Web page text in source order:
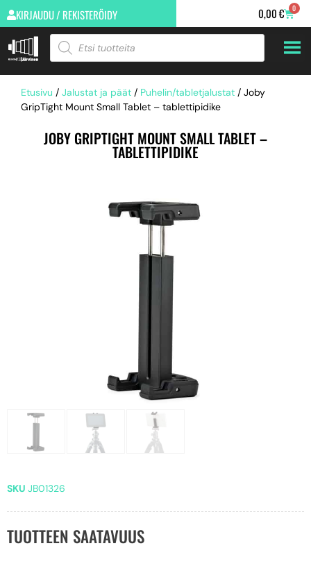
KIRJAUDU / REKISTERÖIDY 0,00€ 0
Etusivu / Jalustat ja päät / Puhelin/tabletjalustat / Joby
GripTight Mount Small Tablet – tablettipidike
JOBY GRIPTIGHT MOUNT SMALL TABLET –
TABLETTIPIDIKE
SKU JB01326
TUOTTEEN SAATAVUUS